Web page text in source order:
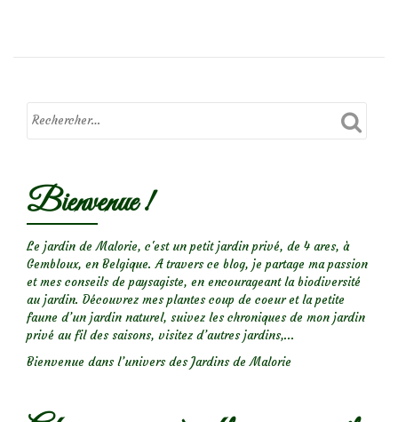
le
Port
Sunlight
Bienvenue !
Le jardin de Malorie, c'est un petit jardin privé, de 4 ares, à
Gembloux, en Belgique. A travers ce blog, je partage ma passion
et mes conseils de paysagiste, en encourageant la biodiversité
au jardin. Découvrez mes plantes coup de coeur et la petite
faune d’un jardin naturel, suivez les chroniques de mon jardin
privé au fil des saisons, visitez d’autres jardins,...
Bienvenue dans l’univers des Jardins de Malorie